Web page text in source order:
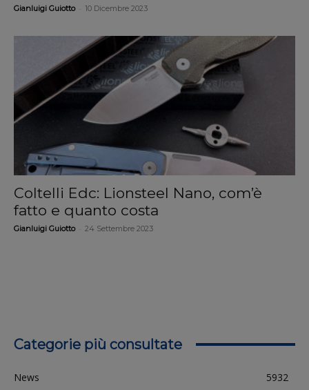
Gianluigi Guiotto 10 Dicembre 2023
Coltelli Edc: Lionsteel Nano, com’è
fatto e quanto costa
Gianluigi Guiotto 24 Settembre 2023
Categorie più consultate
News
5932